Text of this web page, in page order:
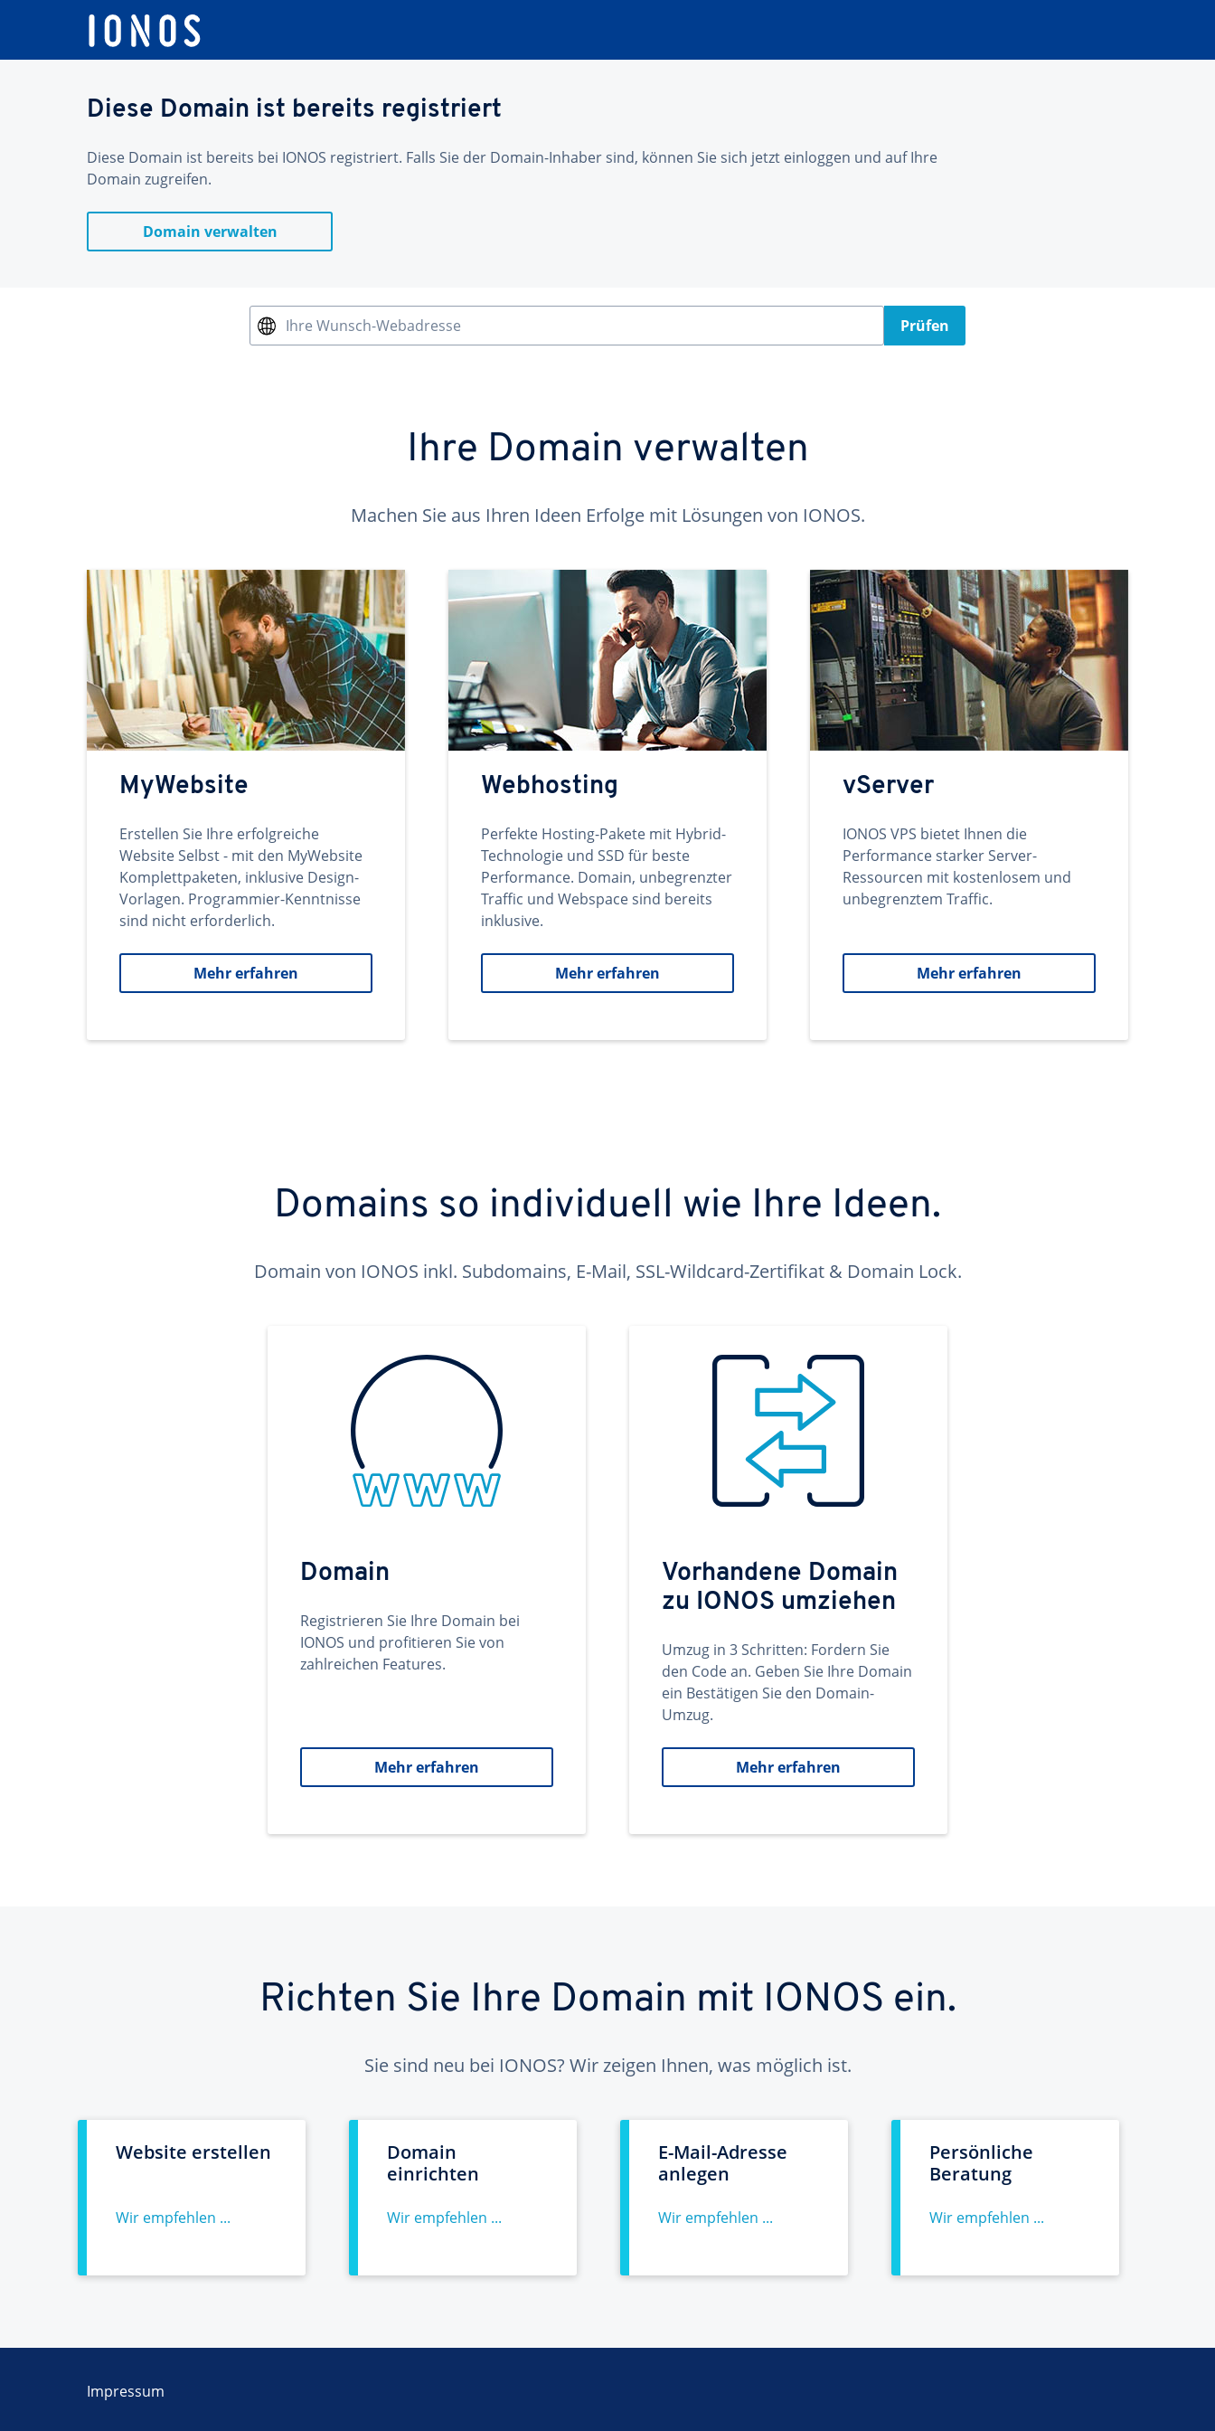
Diese Domain ist bereits registriert
Diese Domain ist bereits bei IONOS registriert. Falls Sie der Domain-Inhaber sind, können Sie sich jetzt einloggen und auf Ihre
Domain zugreifen.
Domain verwalten
Ihre Wunsch-Webadresse Prüfen
Ihre Domain verwalten
Machen Sie aus Ihren Ideen Erfolge mit Lösungen von IONOS.
MyWebsite
Erstellen Sie Ihre erfolgreiche
Website Selbst - mit den MyWebsite
Komplettpaketen, inklusive Design-
Vorlagen. Programmier-Kenntnisse
sind nicht erforderlich.
Mehr erfahren
Webhosting
Perfekte Hosting-Pakete mit Hybrid-
Technologie und SSD für beste
Performance. Domain, unbegrenzter
Traffic und Webspace sind bereits
inklusive.
Mehr erfahren
vServer
IONOS VPS bietet Ihnen die
Performance starker Server-
Ressourcen mit kostenlosem und
unbegrenztem Traffic.
Mehr erfahren
Domains so individuell wie Ihre Ideen.
Domain von IONOS inkl. Subdomains, E-Mail, SSL-Wildcard-Zertifikat & Domain Lock.
Domain
Registrieren Sie Ihre Domain bei
IONOS und profitieren Sie von
zahlreichen Features.
Mehr erfahren
Vorhandene Domain
zu IONOS umziehen
Umzug in 3 Schritten: Fordern Sie
den Code an. Geben Sie Ihre Domain
ein Bestätigen Sie den Domain-
Umzug.
Mehr erfahren
Richten Sie Ihre Domain mit IONOS ein.
Sie sind neu bei IONOS? Wir zeigen Ihnen, was möglich ist.
Website erstellen
Wir empfehlen ...
Domain
einrichten
Wir empfehlen ...
E-Mail-Adresse
anlegen
Wir empfehlen ...
Persönliche
Beratung
Wir empfehlen ...
Impressum